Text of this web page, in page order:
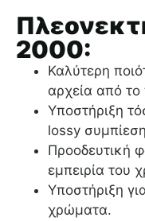
2000:
Καλύτερη
αρχεία από
Υποστήριξη
lossy
Προοδευτική
εμπειρία του
Υποστήριξη
χρώματα.